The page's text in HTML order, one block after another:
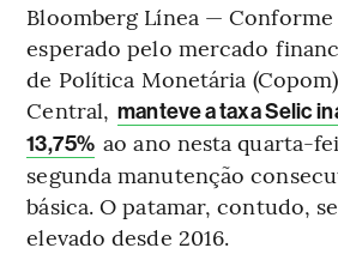
Bloomberg Línea —
esperado pelo mercado
de Política Monetária
Central, manteve a taxa Selic
13,75% ao ano nesta quarta-
segunda manutenção
básica. O patamar, contudo,
elevado desde 2016.